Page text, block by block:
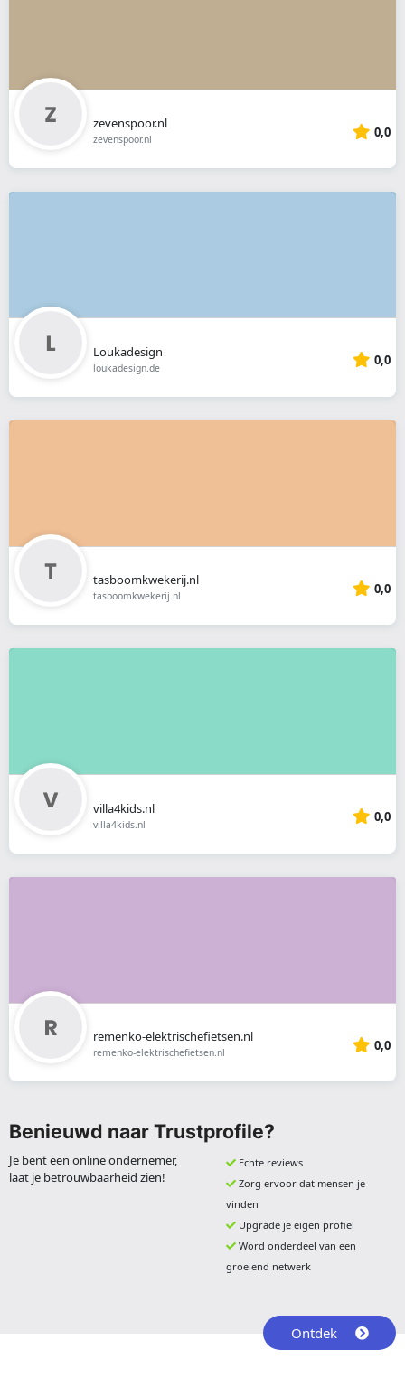
zevenspoor.nl
zevenspoor.nl 0,0
Loukadesign
loukadesign.de 0,0
tasboomkwekerij.nl
tasboomkwekerij.nl 0,0
villa4kids.nl
villa4kids.nl 0,0
remenko-elektrischefietsen.nl
remenko-elektrischefietsen.nl 0,0
Benieuwd naar Trustprofile?
Je bent een online ondernemer,
laat je betrouwbaarheid zien!
Echte reviews
Zorg ervoor dat mensen je
vinden
Upgrade je eigen profiel
Word onderdeel van een
groeiend netwerk
Ontdek